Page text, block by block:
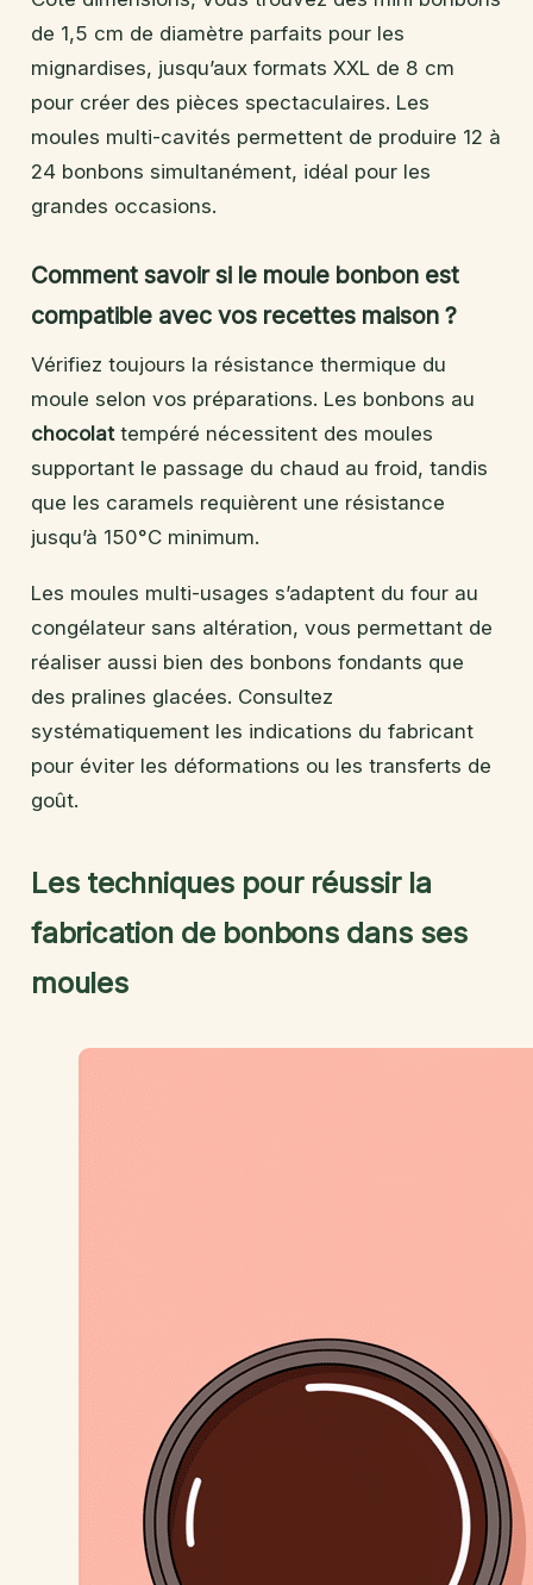
de 1,5 cm de diamètre parfaits pour les
mignardises, jusqu’aux formats XXL de 8 cm
pour créer des pièces spectaculaires. Les
moules multi-cavités permettent de produire 12 à
24 bonbons simultanément, idéal pour les
grandes occasions.
Comment savoir si le moule bonbon est
compatible avec vos recettes maison ?
Vérifiez toujours la résistance thermique du
moule selon vos préparations. Les bonbons au
chocolat tempéré nécessitent des moules
supportant le passage du chaud au froid, tandis
que les caramels requièrent une résistance
jusqu’à 150°C minimum.
Les moules multi-usages s’adaptent du four au
congélateur sans altération, vous permettant de
réaliser aussi bien des bonbons fondants que
des pralines glacées. Consultez
systématiquement les indications du fabricant
pour éviter les déformations ou les transferts de
goût.
Les techniques pour réussir la
fabrication de bonbons dans ses
moules